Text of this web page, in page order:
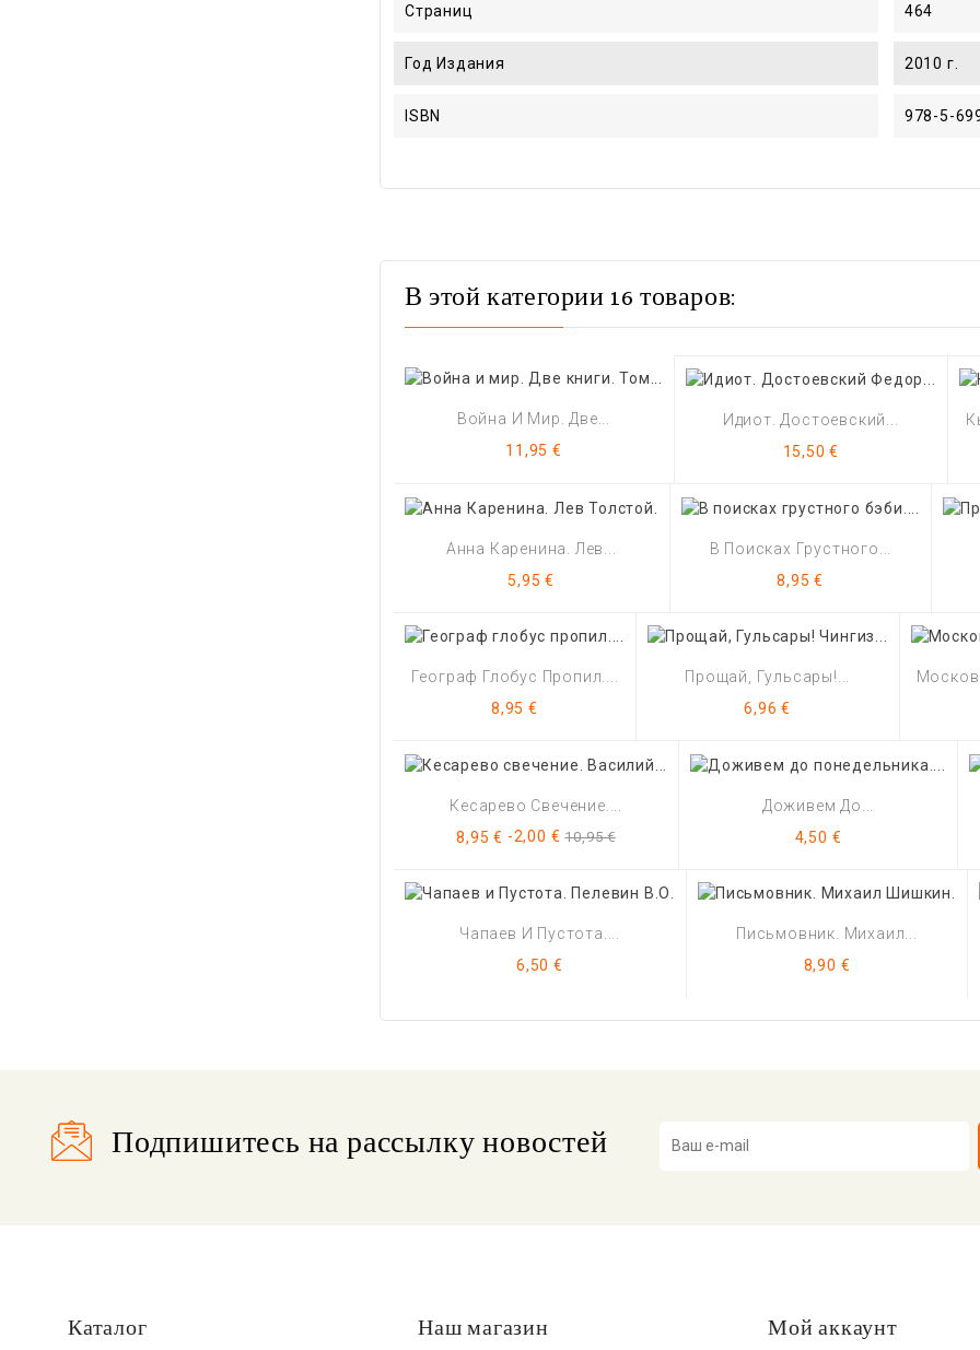
Страниц 464
Год Издания 2010 г.
ISBN 978-5-
В этой категории 16 товаров:
Война И Мир. Две...
Цена
11,95 €
Идиот. Достоевский...
Цена
15,50 €
Анна Каренина. Лев...
Цена
5,95 €
В Поисках Грустного...
Цена
8,95 €
Географ Глобус Пропил....
Цена
8,95 €
Прощай, Гульсары!...
Цена
6,96 €
Кесарево Свечение....
Цена
8,95 € -2,00 € Базовая
10,95 €
Доживем До...
Цена
4,50 €
Чапаев И Пустота....
Цена
6,50 €
Письмовник. Михаил...
Цена
8,90 €
Подпишитесь на рассылку новостей
Каталог Наш магазин Мой аккаунт